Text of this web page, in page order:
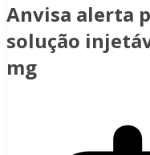
Anvisa alerta
solução
mg